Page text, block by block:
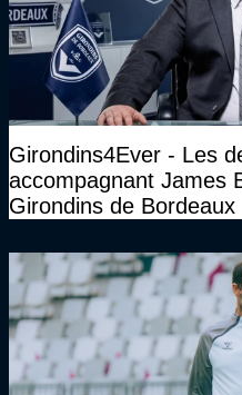
Girondins4Ever - Les
accompagnant James
Girondins de Bordeaux